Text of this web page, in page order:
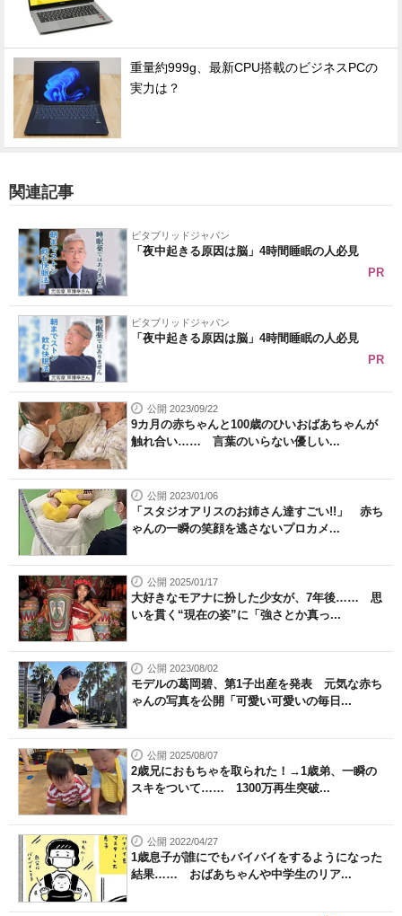
重量約999g、最新CPU搭載のビジネスPCの
実力は？
関連記事
ビタブリッドジャパン
「夜中起きる原因は脳」4時間睡眠の人必見
PR
ビタブリッドジャパン
「夜中起きる原因は脳」4時間睡眠の人必見
PR
公開 2023/09/22
9カ月の赤ちゃんと100歳のひいおばあちゃんが
触れ合い…… 言葉のいらない優しい...
公開 2023/01/06
「スタジオアリスのお姉さん達すごい!!」 赤ち
ゃんの一瞬の笑顔を逃さないプロカメ...
公開 2025/01/17
大好きなモアナに扮した少女が、7年後…… 思
いを貫く“現在の姿”に「強さとか真っ...
公開 2023/08/02
モデルの葛岡碧、第1子出産を発表 元気な赤ち
ゃんの写真を公開「可愛い可愛いの毎日...
公開 2025/08/07
2歳兄におもちゃを取られた！→1歳弟、一瞬の
スキをついて…… 1300万再生突破...
公開 2022/04/27
1歳息子が誰にでもバイバイをするようになった
結果…… おばあちゃんや中学生のリア...